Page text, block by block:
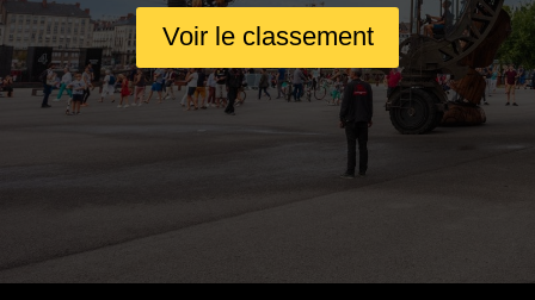
Voir le classement